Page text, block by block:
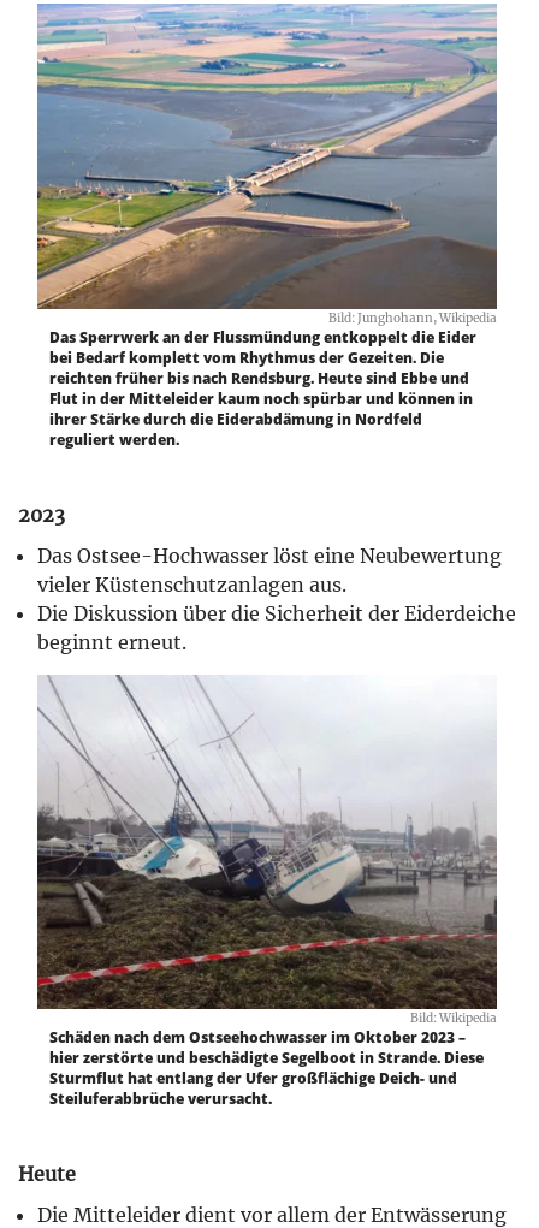
Bild: Junghohann, Wikipedia
Das Sperrwerk an der Flussmündung entkoppelt die Eider
bei Bedarf komplett vom Rhythmus der Gezeiten. Die
reichten früher bis nach Rendsburg. Heute sind Ebbe und
Flut in der Mitteleider kaum noch spürbar und können in
ihrer Stärke durch die Eiderabdämung in Nordfeld
reguliert werden.
2023
Das Ostsee-Hochwasser löst eine Neubewertung
vieler Küstenschutzanlagen aus.
Die Diskussion über die Sicherheit der Eiderdeiche
beginnt erneut.
Bild: Wikipedia
Schäden nach dem Ostseehochwasser im Oktober 2023 –
hier zerstörte und beschädigte Segelboot in Strande. Diese
Sturmflut hat entlang der Ufer großflächige Deich- und
Steiluferabbrüche verursacht.
Heute
Die Mitteleider dient vor allem der Entwässerung